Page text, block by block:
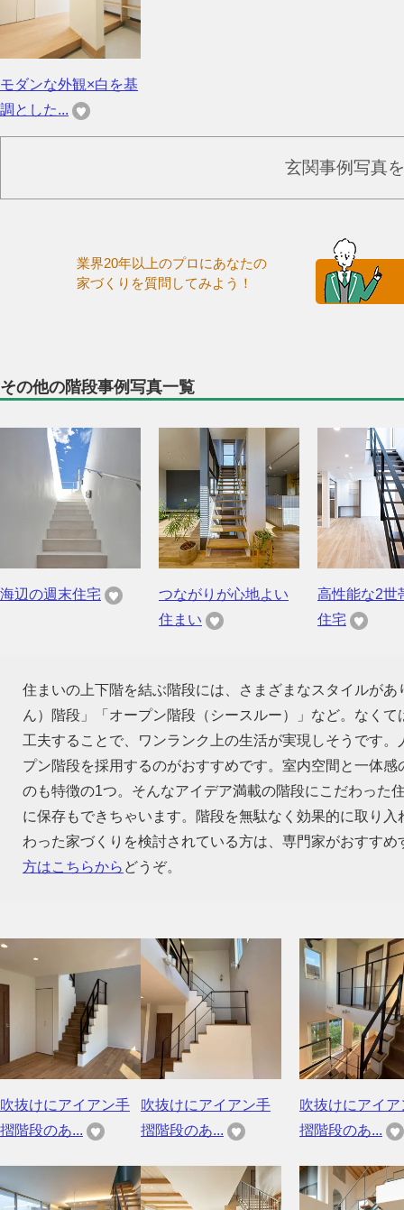
モダンな外観×白を基
調とした...
玄関事例写真
業界20年以上のプロにあなたの
家づくりを質問してみよう！
その他の階段事例写真一覧
海辺の週末住宅
つながりが心地よい
住まい
高性能な2世
住宅
住まいの上下階を結ぶ階段には、さまざまなスタイルが
ん）階段」「オープン階段（シースルー）」など。なく
工夫することで、ワンランク上の生活が実現しそうです
プン階段を採用するのがおすすめです。室内空間と一体
のも特徴の1つ。そんなアイデア満載の階段にこだわった
に保存もできちゃいます。階段を無駄なく効果的に取り
わった家づくりを検討されている方は、専門家がおすす
方はこちらから どうぞ。
吹抜けにアイアン手
摺階段のあ...
吹抜けにアイアン手
摺階段のあ...
吹抜けにアイア
摺階段のあ...